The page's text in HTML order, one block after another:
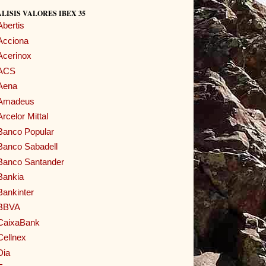
VALORES IBEX 35
Mittal
Popular
Sabadell
Santander